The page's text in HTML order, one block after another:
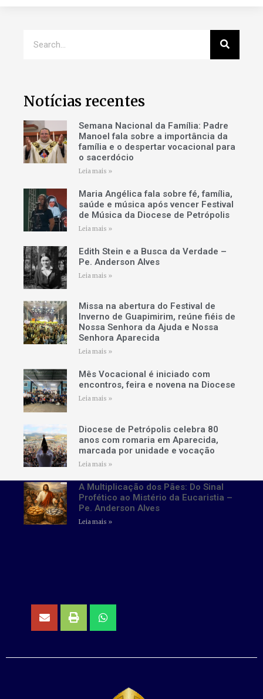
Notícias recentes
Semana Nacional da Família: Padre
Manoel fala sobre a importância da
família e o despertar vocacional para
o sacerdócio
Leia mais »
Maria Angélica fala sobre fé, família,
saúde e música após vencer Festival
de Música da Diocese de Petrópolis
Leia mais »
Edith Stein e a Busca da Verdade –
Pe. Anderson Alves
Leia mais »
Missa na abertura do Festival de
Inverno de Guapimirim, reúne fiéis de
Nossa Senhora da Ajuda e Nossa
Senhora Aparecida
Leia mais »
Mês Vocacional é iniciado com
encontros, feira e novena na Diocese
Leia mais »
Diocese de Petrópolis celebra 80
anos com romaria em Aparecida,
marcada por unidade e vocação
Leia mais »
A Multiplicação dos Pães: Do Sinal
Profético ao Mistério da Eucaristia –
Pe. Anderson Alves
Leia mais »